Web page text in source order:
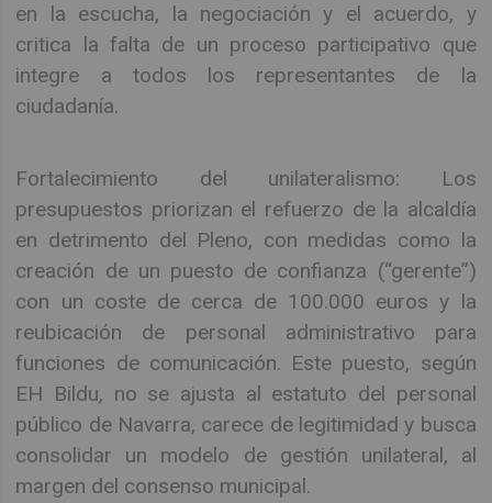
en la escucha, la negociación y el acuerdo, y
critica la falta de un proceso participativo que
integre a todos los representantes de la
ciudadanía.
Fortalecimiento del unilateralismo: Los
presupuestos priorizan el refuerzo de la alcaldía
en detrimento del Pleno, con medidas como la
creación de un puesto de confianza (“gerente”)
con un coste de cerca de 100.000 euros y la
reubicación de personal administrativo para
funciones de comunicación. Este puesto, según
EH Bildu, no se ajusta al estatuto del personal
público de Navarra, carece de legitimidad y busca
consolidar un modelo de gestión unilateral, al
margen del consenso municipal.